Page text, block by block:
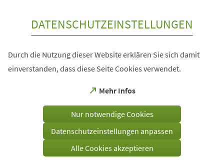
DATENSCHUTZEINSTELLUNGEN
Durch die Nutzung dieser Website erklären Sie sich damit
einverstanden, dass diese Seite Cookies verwendet.
Mehr Infos
(Öffnet
einem
Tab)
Nur notwendige Cookies
Datenschutzeinstellungen anpassen
Alle Cookies akzeptieren